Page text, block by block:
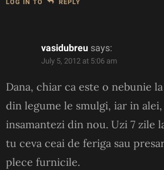
LOG IN TO REPLY
vasidubreu says:
July 5, 2012 at 5:06 am
Dana, chiar ca este o nebunie
din legume le smulgi, iar in
insamantezi din nou. Uzi 7 zile
tu ceva ceai de feriga sau
plece furnicile.